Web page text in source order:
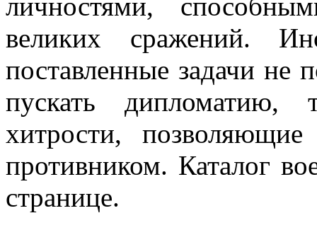
великих сражений.
поставленные задачи не
пускать
хитрости,
противником. Каталог
странице.